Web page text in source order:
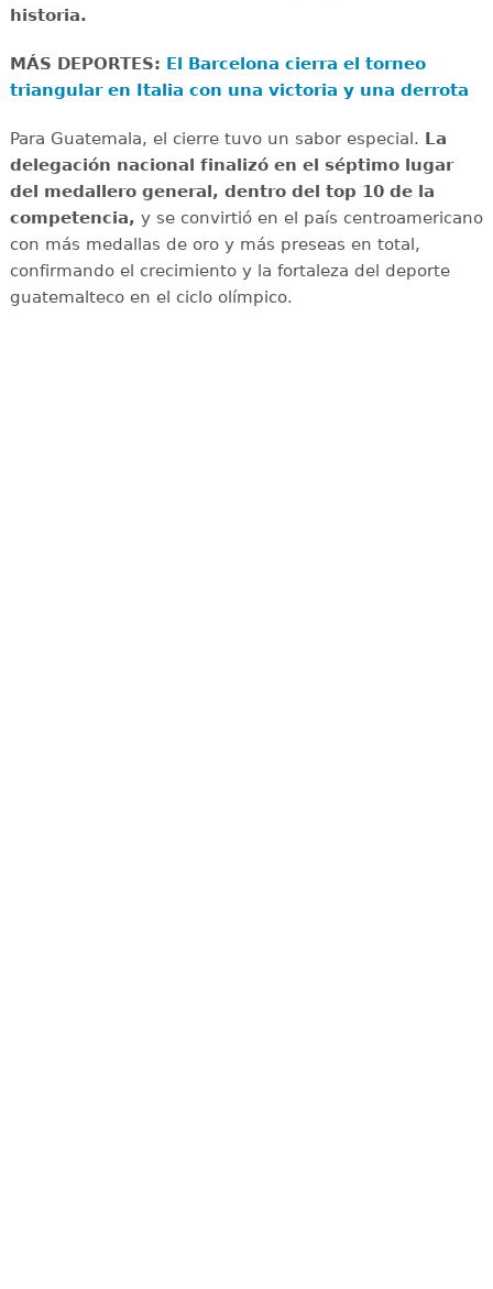
historia.
MÁS DEPORTES: El Barcelona cierra el torneo
triangular en Italia con una victoria y una derrota
Para Guatemala, el cierre tuvo un sabor especial. La
delegación nacional finalizó en el séptimo lugar
del medallero general, dentro del top 10 de la
competencia, y se convirtió en el país centroamericano
con más medallas de oro y más preseas en total,
confirmando el crecimiento y la fortaleza del deporte
guatemalteco en el ciclo olímpico.